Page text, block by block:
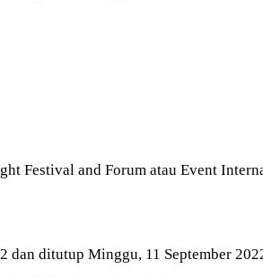
Festival and Forum atau Event
dan ditutup Minggu, 11 September